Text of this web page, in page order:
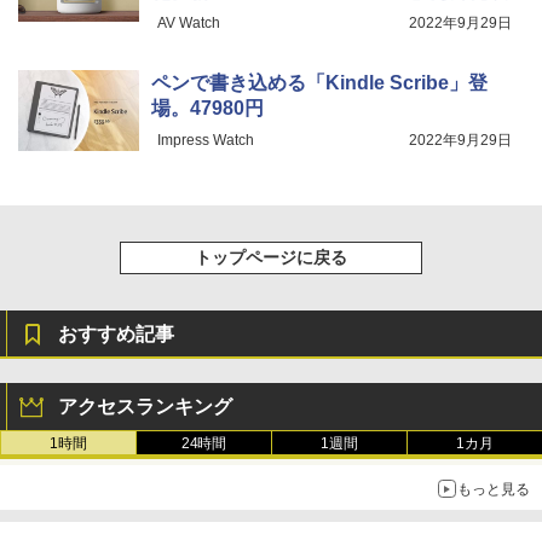
AV Watch 2022年9月29日
ペンで書き込める「Kindle Scribe」登
場。47980円
Impress Watch 2022年9月29日
トップページに戻る
おすすめ記事
アクセスランキング
1時間 24時間 1週間 1カ月
もっと見る